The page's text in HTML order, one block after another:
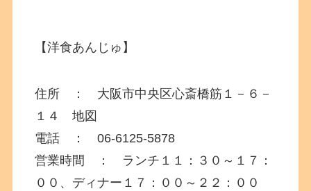
【洋食あんじゅ】
住所 ： 大阪市中央区心斎橋筋１－６－
１４ 地図
電話 ： 06-6125-5878
営業時間 ： ランチ１１：３０～１７：
００、ディナー１７：００～２２：００